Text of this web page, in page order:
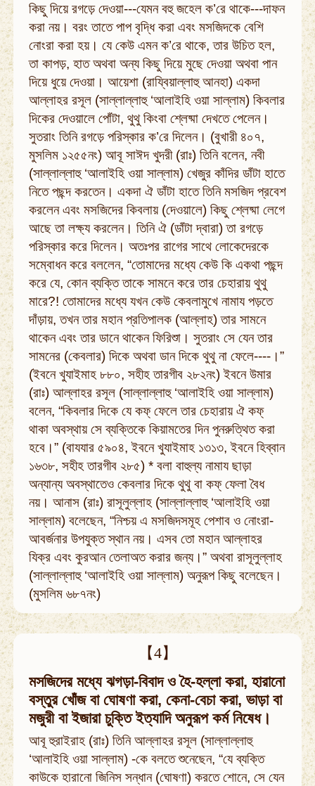
কিছু দিয়ে রগড়ে দেওয়া---যেমন বহু জহেল ক’রে থাকে---দাফন
করা নয়। বরং তাতে পাপ বৃদ্ধি করা এবং মসজিদকে বেশি
নোংরা করা হয়। যে কেউ এমন ক’রে থাকে, তার উচিত হল,
তা কাপড়, হাত অথবা অন্য কিছু দিয়ে মুছে দেওয়া অথবা পান
দিয়ে ধুয়ে দেওয়া। আয়েশা (রায্বিয়াল্লাহু আনহা) একদা
আল্লাহর রসূল (সাল্লাল্লাহু ‘আলাইহি ওয়া সাল্লাম) কিবলার
দিকের দেওয়ালে পোঁটা, থুথু কিংবা শ্লেষ্মা দেখতে পেলেন।
সুতরাং তিনি রগড়ে পরিস্কার ক’রে দিলেন। (বুখারী ৪০৭,
মুসলিম ১২৫৫নং) আবূ সাঈদ খুদরী (রাঃ) তিনি বলেন, নবী
(সাল্লাল্লাহু ‘আলাইহি ওয়া সাল্লাম) খেজুর কাঁদির ডাঁটা হাতে
নিতে পছন্দ করতেন। একদা ঐ ডাঁটা হাতে তিনি মসজিদ প্রবেশ
করলেন এবং মসজিদের কিবলায় (দেওয়ালে) কিছু শ্লেষ্মা লেগে
আছে তা লক্ষ্য করলেন। তিনি ঐ (ডাঁটা দ্বারা) তা রগড়ে
পরিস্কার করে দিলেন। অতঃপর রাগের সাথে লোকেদেরকে
সম্বোধন করে বললেন, “তোমাদের মধ্যে কেউ কি একথা পছন্দ
করে যে, কোন ব্যক্তি তাকে সামনে করে তার চেহারায় থুথু
মারে?! তোমাদের মধ্যে যখন কেউ কেবলামুখে নামায পড়তে
দাঁড়ায়, তখন তার মহান প্রতিপালক (আল্লাহ) তার সামনে
থাকেন এবং তার ডানে থাকেন ফিরিশুা। সুতরাং সে যেন তার
সামনের (কেবলার) দিকে অথবা ডান দিকে থুথু না ফেলে----।”
(ইবনে খুযাইমাহ ৮৮০, সহীহ তারগীব ২৮২নং) ইবনে উমার
(রাঃ) আল্লাহর রসূল (সাল্লাল্লাহু ‘আলাইহি ওয়া সাল্লাম)
বলেন, “কিবলার দিকে যে কফ্‌ ফেলে তার চেহারায় ঐ কফ্‌
থাকা অবস্থায় সে ব্যক্তিকে কিয়ামতের দিন পুনরুত্থিত করা
হবে।” (বাযযার ৫৯০৪, ইবনে খুযাইমাহ ১৩১৩, ইবনে হিব্বান
১৬৩৮, সহীহ তারগীব ২৮৫) * বলা বাহুল্য নামায ছাড়া
অন্যান্য অবস্থাতেও কেবলার দিকে থুথু বা কফ্‌ ফেলা বৈধ
নয়। আনাস (রাঃ) রাসূলুল্লাহ (সাল্লাল্লাহু ‘আলাইহি ওয়া
সাল্লাম) বলেছেন, “নিশ্চয় এ মসজিদসমূহ পেশাব ও নোংরা-
আবর্জনার উপযুক্ত স্থান নয়। এসব তো মহান আল্লাহর
যিক্‌র এবং কুরআন তেলাঅত করার জন্য।” অথবা রাসূলুল্লাহ
(সাল্লাল্লাহু ‘আলাইহি ওয়া সাল্লাম) অনুরূপ কিছু বলেছেন।
(মুসলিম ৬৮৭নং)
【4】
মসজিদের মধ্যে ঝগড়া-বিবাদ ও হৈ-হল্লা করা, হারানো
বস্তুর খোঁজ বা ঘোষণা করা, কেনা-বেচা করা, ভাড়া বা
মজুরী বা ইজারা চুক্তি ইত্যাদি অনুরূপ কর্ম নিষেধ।
আবূ হুরাইরাহ (রাঃ) তিনি আল্লাহর রসূল (সাল্লাল্লাহু
‘আলাইহি ওয়া সাল্লাম) -কে বলতে শুনেছেন, “যে ব্যক্তি
কাউকে হারানো জিনিস সন্ধান (ঘোষণা) করতে শোনে, সে যেন